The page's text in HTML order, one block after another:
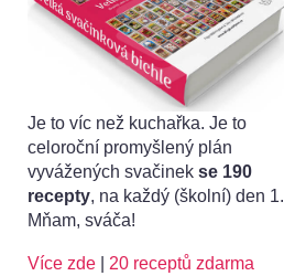
Je to víc než kuchařka. Je to
celoroční promyšlený plán
vyvážených svačinek se 190
recepty, na každý (školní) den 1.
Mňam, sváča!
Více zde 20 receptů zdarma